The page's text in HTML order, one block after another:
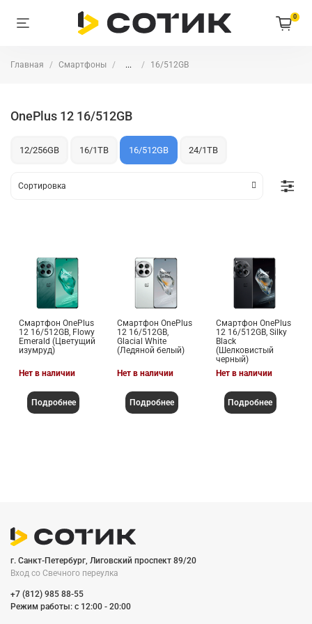
0
Главная Смартфоны ... 16/512GB
OnePlus 12 16/512GB
12/256GB 16/1TB 16/512GB 24/1TB
Смартфон OnePlus
12 16/512GB, Flowy
Emerald (Цветущий
изумруд)
Нет в наличии
Подробнее
Смартфон OnePlus
12 16/512GB,
Glacial White
(Ледяной белый)
Нет в наличии
Подробнее
Смартфон OnePlus
12 16/512GB, Silky
Black
(Шелковистый
черный)
Нет в наличии
Подробнее
г. Санкт-Петербург, Лиговский проспект 89/20
Вход со Cвечного переулка
+7 (812) 985 88-55
Режим работы: c 12:00 - 20:00